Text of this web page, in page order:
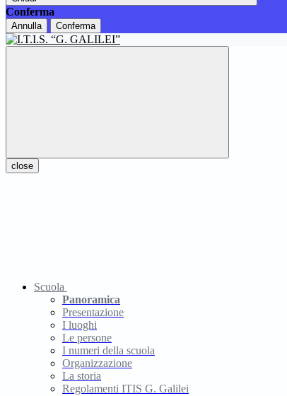
Conferma
Annulla Conferma
close
Scuola
Panoramica
Presentazione
I luoghi
Le persone
I numeri della scuola
Organizzazione
La storia
Regolamenti ITIS G. Galilei